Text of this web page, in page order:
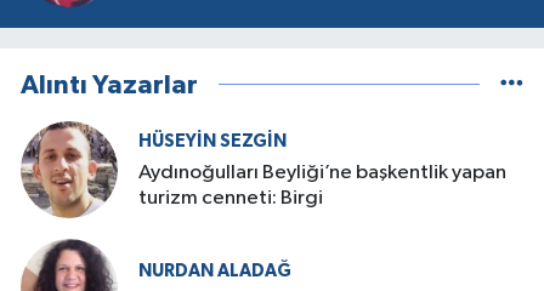
Alıntı Yazarlar
HÜSEYIN SEZGIN
Aydınoğulları Beyliği’ne başkentlik yapan
turizm cenneti: Birgi
NURDAN ALADAĞ